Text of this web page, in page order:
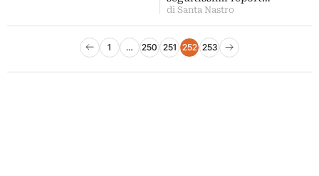
di Santa Nastro
Paginazione degli articoli
Pagina precedente
1 … 250 251 252 253
Pagina successiva